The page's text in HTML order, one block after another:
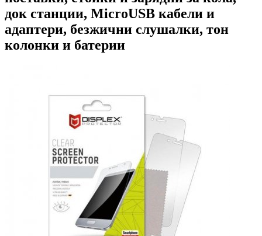
док станции, MicroUSB кабели и
адаптери, безжични слушалки, тон
колонки и батерии